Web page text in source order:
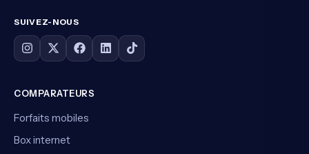
SUIVEZ-NOUS
COMPARATEURS
Forfaits mobiles
Box internet